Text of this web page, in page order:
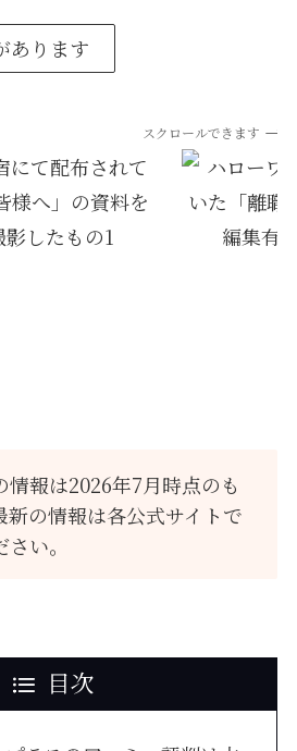
あります
スクロールできます
報は2026年7月時点のも
新の情報は各公式サイトで
い。
目次